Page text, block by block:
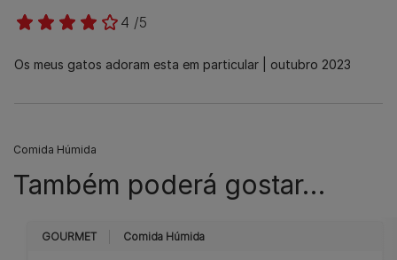
4 /5
Os meus gatos adoram esta em particular outubro 2023
Comida Húmida
Também poderá gostar…
GOURMET Comida Húmida